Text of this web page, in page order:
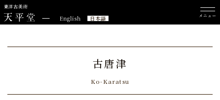
東洋古美術
English 日本語 メニュー
古唐津
Ko-Karatsu